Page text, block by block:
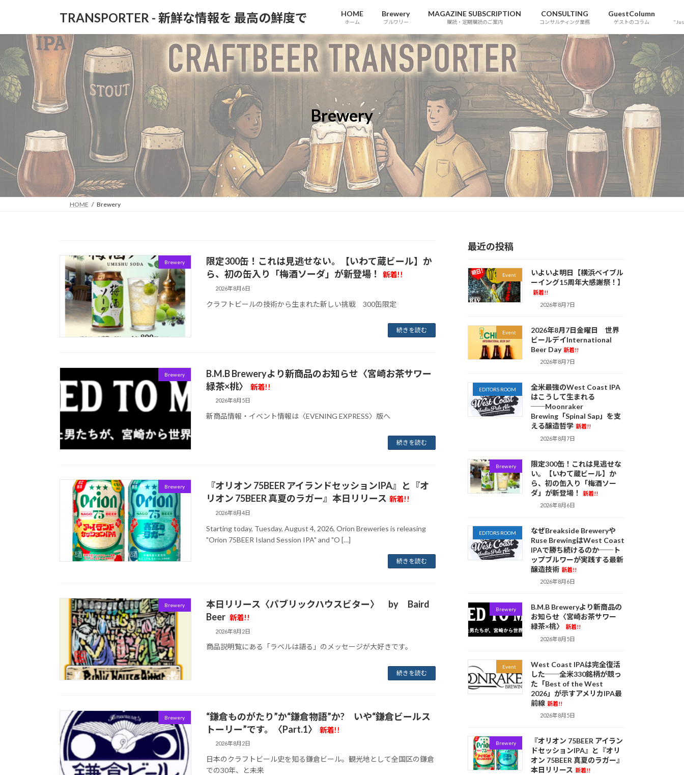
へ
ス
キ
ッ
ョ
ン
に
移
TRANSPORTER - 新鮮な情報を 最高の鮮度で HOME
ホーム
Brewery
ブルワリー
MAGAZINE SUBSCRIPTION
購読・定期購読のご案内
CONSULTING
コンサルティング業務
GuestColumn
ゲストのコラム
Brewery
HOME Brewery
Brewery
限定300缶！これは見逃せない。【いわて蔵ビール】か
ら、初の缶入り「梅酒ソーダ」が新登場！
新着!!
2026年8月6日
クラフトビールの技術から生まれた新しい挑戦 300缶限定
続きを読む
Brewery
B.M.B Breweryより新商品のお知らせ〈宮崎お茶サワー
緑茶×桃〉
新着!!
2026年8月5日
新商品情報・イベント情報は〈EVENING EXPRESS〉版へ
続きを読む
Brewery
『オリオン 75BEER アイランドセッションIPA』と『オ
リオン 75BEER 真夏のラガー』本日リリース 新着!!
2026年8月4日
Starting today, Tuesday, August 4, 2026, Orion Breweries is releasing
"Orion 75BEER Island Session IPA" and "O […]
続きを読む
Brewery
本日リリース〈パブリックハウスビター〉 by Baird
Beer 新着!!
2026年8月2日
商品説明覧にある「ラベルは語る」のメッセージが大好きです。
続きを読む
Brewery
“鎌倉ものがたり”か“鎌倉物語”か? いや“鎌倉ビールス
トーリー”です。〈Part.1〉
新着!!
2026年8月2日
日本のクラフトビール史を知る鎌倉ビール。観光地として全国区の鎌倉
での30年、と未来
最近の投稿
Event
いよいよ明日【横浜ベイブル
ーイング15周年大感謝祭！】
新着!!
2026年8月7日
Event
2026年8月7日金曜日 世界
ビールデイInternational
Beer Day 新着!!
2026年8月7日
EDITORS ROOM
全米最強のWest Coast IPA
はこうして生まれる
──Moonraker
Brewing「Spinal Sap」を支
える醸造哲学 新着!!
2026年8月7日
Brewery
限定300缶！これは見逃せな
い。【いわて蔵ビール】か
ら、初の缶入り「梅酒ソー
ダ」が新登場！
新着!!
2026年8月6日
EDITORS ROOM
なぜBreakside Breweryや
Ruse BrewingはWest Coast
IPAで勝ち続けるのか──ト
ップブルワーが実践する最新
醸造技術 新着!!
2026年8月6日
Brewery
B.M.B Breweryより新商品の
お知らせ〈宮崎お茶サワー
緑茶×桃〉
新着!!
2026年8月5日
Event
West Coast IPAは完全復活
した──全米330銘柄が競っ
た「Best of the West
2026」が示すアメリカIPA最
前線 新着!!
2026年8月5日
Brewery
『オリオン 75BEER アイラン
ドセッションIPA』と『オリ
オン 75BEER 真夏のラガー』
本日リリース 新着!!